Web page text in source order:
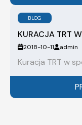
BLOG
KURACJA TRT
2018-10-11 admin
Kuracja TRT w